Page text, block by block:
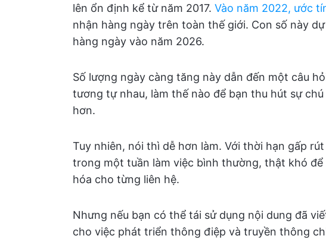
lên ổn định kể từ năm 2017. Vào năm 2022, ước
nhận hàng ngày trên toàn thế giới. Con số này
hàng ngày vào năm 2026.
Số lượng ngày càng tăng này dẫn đến một câu
tương tự nhau, làm thế nào để bạn thu hút sự
hơn.
Tuy nhiên, nói thì dễ hơn làm. Với thời hạn gấp
trong một tuần làm việc bình thường, thật khó
hóa cho từng liên hệ.
Nhưng nếu bạn có thể tái sử dụng nội dung đã
cho việc phát triển thông điệp và truyền thông